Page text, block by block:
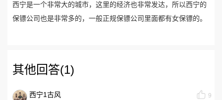
西宁是一个非常大的城市，这里的经济也非常发达，所以西宁的
保镖公司也是非常多的，一般正规保镖公司里面都有女保镖的。
其他回答(1)
西宁1古风
9